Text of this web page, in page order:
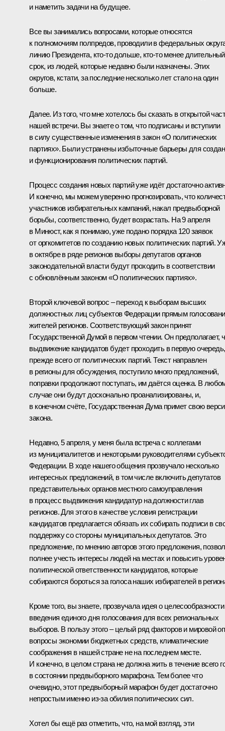
и наметить задачи на будущее.
Все вы занимались вопросами, которые относятся
к полномочиям полпредов, проводили в федеральных
линию Президента, кто‑то дольше, кто‑то менее длительный
срок, из людей, которые недавно были назначены. Этих
округов, кстати, за последние несколько лет стало на один
больше.
Далее. Из того, что мне хотелось бы сказать в открытой
нашей встречи. Вы знаете о том, что подписаны и вступили
в силусущественные изменения в закон «О политических
партиях». Были устранены избыточные барьеры для
и функционирования политических партий.
Процесс создания новых партий уже идёт достаточно
И конечно, мы можем уверенно прогнозировать, что
участников избирательных кампаний, накал предвыборной
борьбы, соответственно, будет возрастать. На 9 апреля
в Минюст, как я понимаю, уже подано порядка 120 заявок
от оргкомитетов по созданию новых политических партий.
в октябре в ряде регионов выборы депутатов органов
законодательной власти будут проходить в соответствии
с обновлённым законом «О политических партиях».
Второй ключевой вопрос – переход к выборам высших
должностных лиц субъектов Федерации прямым
жителей регионов. Соответствующий закон принят
Государственной Думой в первом чтении. Он предполагает,
выдвижение кандидатов будет проходить в первую очередь,
прежде всего от политических партий. Текст направлен
в регионы для обсуждения, поступило много предложений,
поправки продолжают поступать, им даётся оценка. В
случае они будут досконально проанализированы, и,
в конечном счёте, Государственная Дума примет свою
закона.
Недавно, 5 апреля, у меня была встречас коллегами
из муниципалитетов и некоторыми руководителями
Федерации. В ходе нашего общения прозвучало несколько
интересных предложений, в том числе включить депутатов
представительных органов местного самоуправления
в процесс выдвижения кандидатур на должности глав
регионов. Для этого в качестве условия регистрации
кандидатов предлагается обязать их собирать подписи в
поддержку со стороны муниципальных депутатов. Это
предложение, по мнению авторов этого предложения,
полнее учесть интересы людей на местах и повысить
политической ответственности кандидатов, которые
собираются бороться за голоса наших избирателей в
Кроме того, вы знаете, прозвучала идея о целесообразности
введения единого дня голосования для всех региональных
выборов. В пользу этого – целый ряд факторов и мировой
вопросы экономии бюджетных средств, климатические
соображения в нашей стране не на последнем месте.
И конечно, в целом страна не должна жить в течение всего
в состоянии предвыборного марафона. Тем более что
очевидно, этот предвыборный марафон будет достаточно
непростым именно из‑за обилия политических сил.
Хотел бы ещё раз отметить, что, на мой взгляд, эти